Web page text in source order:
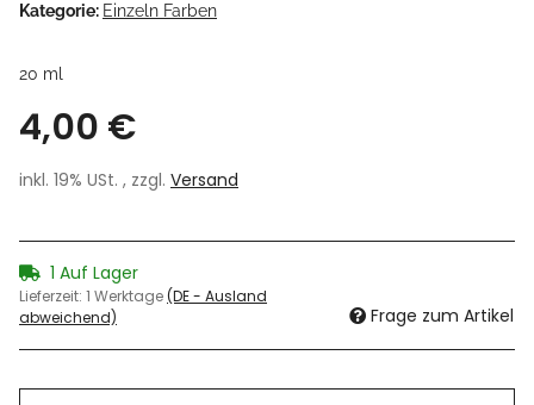
Kategorie: Einzeln Farben
20 ml
4,00 €
inkl. 19% USt. , zzgl. Versand
1 Auf Lager
Lieferzeit: 1 Werktage(DE - Ausland
abweichend)
Frage zum Artikel